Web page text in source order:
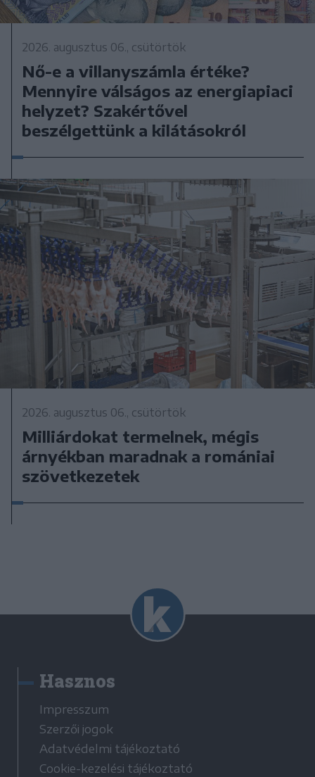
2026. augusztus 06., csütörtök
Nő-e a villanyszámla értéke?
Mennyire válságos az energiapiaci
helyzet? Szakértővel
beszélgettünk a kilátásokról
2026. augusztus 06., csütörtök
Milliárdokat termelnek, mégis
árnyékban maradnak a romániai
szövetkezetek
Hasznos
Impresszum
Szerzői jogok
Adatvédelmi tájékoztató
Cookie-kezelési tájékoztató